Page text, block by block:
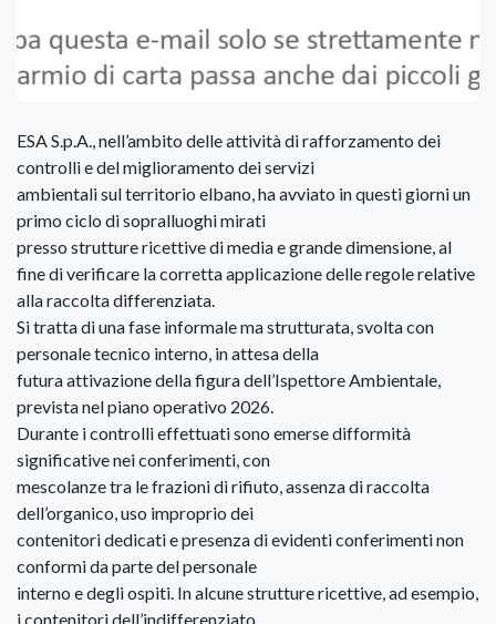
ESA S.p.A., nell’ambito delle attività di rafforzamento dei
controlli e del miglioramento dei servizi
ambientali sul territorio elbano, ha avviato in questi giorni un
primo ciclo di sopralluoghi mirati
presso strutture ricettive di media e grande dimensione, al
fine di verificare la corretta applicazione delle regole relative
alla raccolta differenziata.
Si tratta di una fase informale ma strutturata, svolta con
personale tecnico interno, in attesa della
futura attivazione della figura dell’Ispettore Ambientale,
prevista nel piano operativo 2026.
Durante i controlli effettuati sono emerse difformità
significative nei conferimenti, con
mescolanze tra le frazioni di rifiuto, assenza di raccolta
dell’organico, uso improprio dei
contenitori dedicati e presenza di evidenti conferimenti non
conformi da parte del personale
interno e degli ospiti. In alcune strutture ricettive, ad esempio,
i contenitori dell’indifferenziato